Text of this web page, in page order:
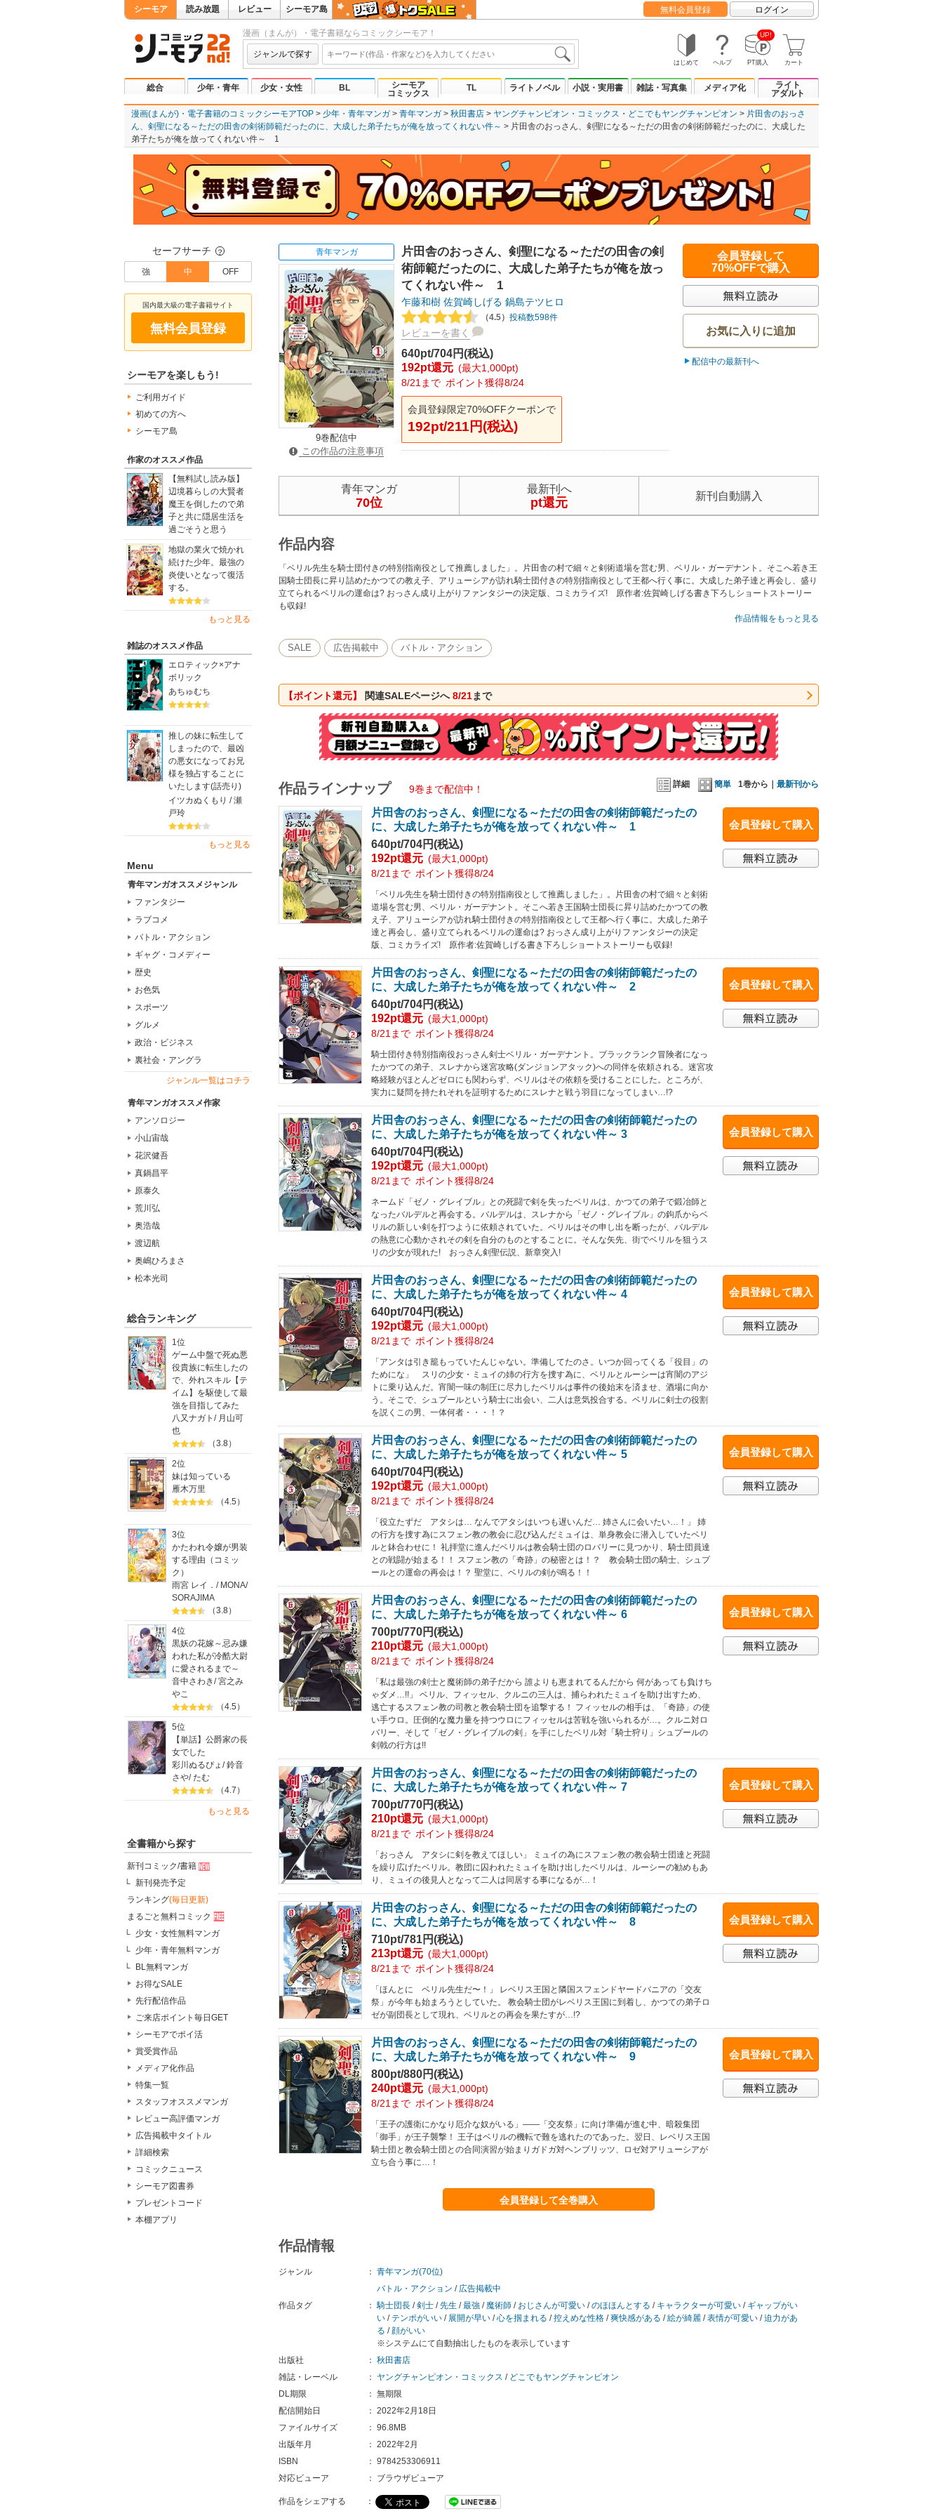
シーモア 読み放題 レビュー シーモア島 無料会員登録 ログイン
漫画（まんが）・電子書籍ならコミックシーモア！
ジャンルで探す
はじめて ヘルプ
UP!
PT購入 カート
総合 少年・青年 少女・女性 BL
シーモア
コミックス
TL ライトノベル 小説・実用書 雑誌・写真集 メディア化
ライト
アダルト
漫画(まんが)・電子書籍のコミックシーモアTOP 少年・青年マンガ 青年マンガ 秋田書店 ヤングチャンピオン・コミックス どこでもヤングチャンピオン
片田舎のおっさ
ん、剣聖になる～ただの田舎の剣術師範だったのに、大成した弟子たちが俺を放ってくれない件～
片田舎のおっさん、剣聖になる～ただの田舎の剣術師範だったのに、大成した
弟子たちが俺を放ってくれない件～ 1
セーフサーチ ？
強 中 OFF
国内最大級の電子書籍サイト
無料会員登録
シーモアを楽しもう!
ご利用ガイド
初めての方へ
シーモア島
作家のオススメ作品
【無料試し読み版】
辺境暮らしの大賢者
魔王を倒したので弟
子と共に隠居生活を
過ごそうと思う
地獄の業火で焼かれ
続けた少年。最強の
炎使いとなって復活
する。
もっと見る
雑誌のオススメ作品
エロティック×アナ
ボリック
あちゅむち
推しの妹に転生して
しまったので、最凶
の悪女になってお兄
様を独占することに
いたします(話売り)
イツカぬくもり / 瀬
戸玲
もっと見る
Menu
青年マンガオススメジャンル
ファンタジー
ラブコメ
バトル・アクション
ギャグ・コメディー
歴史
お色気
スポーツ
グルメ
政治・ビジネス
裏社会・アングラ
ジャンル一覧はコチラ
青年マンガオススメ作家
アンソロジー
小山宙哉
花沢健吾
真鍋昌平
原泰久
荒川弘
奥浩哉
渡辺航
奥嶋ひろまさ
松本光司
総合ランキング
1位
ゲーム中盤で死ぬ悪
役貴族に転生したの
で、外れスキル【テ
イム】を駆使して最
強を目指してみた
八又ナガト / 月山可
也
（3.8）
2位
妹は知っている
雁木万里
（4.5）
3位
かたわれ令嬢が男装
する理由（コミッ
ク）
雨宮 レイ． / MONA/
SORAJIMA
（3.8）
4位
黒妖の花嫁～忌み嫌
われた私が冷酷大尉
に愛されるまで～
音中さわき/宮之み
やこ
（4.5）
5位
【単話】公爵家の長
女でした
彩川ぬるぴょ /鈴音
さや/たむ
（4.7）
もっと見る
全書籍から探す
新刊コミック/書籍
新刊発売予定
ランキング(毎日更新)
まるごと無料コミック
少女・女性無料マンガ
少年・青年無料マンガ
BL無料マンガ
お得なSALE
先行配信作品
ご来店ポイント毎日GET
シーモアでポイ活
賞受賞作品
メディア化作品
特集一覧
スタッフオススメマンガ
レビュー高評価マンガ
広告掲載中タイトル
詳細検索
コミックニュース
シーモア図書券
プレゼントコード
本棚アプリ
青年マンガ
9巻配信中
この作品の注意事項
片田舎のおっさん、剣聖になる～ただの田舎の剣
術師範だったのに、大成した弟子たちが俺を放っ
てくれない件～ 1
乍藤和樹 佐賀崎しげる 鍋島テツヒロ
（4.5） 投稿数598件
レビューを書く
640pt/704円(税込)
192pt還元 (最大1,000pt)
8/21まで ポイント獲得8/24
会員登録限定70%OFFクーポンで
192pt/211円(税込)
会員登録して
70%OFFで購入
お気に入りに追加
配信中の最新刊へ
青年マンガ
70位
最新刊へ
pt還元 新刊自動購入
作品内容
「ベリル先生を騎士団付きの特別指南役として推薦しました」。片田舎の村で細々と剣術道場を営む男、ベリル・ガーデナント。そこへ若き王
国騎士団長に昇り詰めたかつての教え子、アリューシアが訪れ騎士団付きの特別指南役として王都へ行く事に。大成した弟子達と再会し、盛り
立てられるベリルの運命は? おっさん成り上がりファンタジーの決定版、コミカライズ! 原作者:佐賀崎しげる書き下ろしショートストーリー
も収録!
作品情報をもっと見る
SALE 広告掲載中 バトル・アクション
【ポイント還元】 関連SALEページへ8/21まで
詳細 簡単 1巻から｜ 最新刊から
作品ラインナップ 9巻まで配信中！
会員登録して購入
片田舎のおっさん、剣聖になる～ただの田舎の剣術師範だったの
に、大成した弟子たちが俺を放ってくれない件～ 1
640pt/704円(税込)
192pt還元 (最大1,000pt)
8/21まで ポイント獲得8/24
「ベリル先生を騎士団付きの特別指南役として推薦しました」。片田舎の村で細々と剣術
道場を営む男、ベリル・ガーデナント。そこへ若き王国騎士団長に昇り詰めたかつての教
え子、アリューシアが訪れ騎士団付きの特別指南役として王都へ行く事に。大成した弟子
達と再会し、盛り立てられるベリルの運命は? おっさん成り上がりファンタジーの決定
版、コミカライズ! 原作者:佐賀崎しげる書き下ろしショートストーリーも収録!
会員登録して購入
片田舎のおっさん、剣聖になる～ただの田舎の剣術師範だったの
に、大成した弟子たちが俺を放ってくれない件～ 2
640pt/704円(税込)
192pt還元 (最大1,000pt)
8/21まで ポイント獲得8/24
騎士団付き特別指南役おっさん剣士ベリル・ガーデナント。ブラックランク冒険者になっ
たかつての弟子、スレナから迷宮攻略(ダンジョンアタック)への同伴を依頼される。迷宮攻
略経験がほとんどゼロにも関わらず、ベリルはその依頼を受けることにした。ところが、
実力に疑問を持たれそれを証明するためにスレナと戦う羽目になってしまい…!?
会員登録して購入
片田舎のおっさん、剣聖になる～ただの田舎の剣術師範だったの
に、大成した弟子たちが俺を放ってくれない件～ 3
640pt/704円(税込)
192pt還元 (最大1,000pt)
8/21まで ポイント獲得8/24
ネームド「ゼノ・グレイブル」との死闘で剣を失ったベリルは、かつての弟子で鍛冶師と
なったバルデルと再会する。バルデルは、スレナから「ゼノ・グレイブル」の鉤爪からベ
リルの新しい剣を打つように依頼されていた。ベリルはその申し出を断ったが、バルデル
の熱意に心動かされその剣を自分のものとすることに。そんな矢先、街でベリルを狙うス
リの少女が現れた! おっさん剣聖伝説、新章突入!
会員登録して購入
片田舎のおっさん、剣聖になる～ただの田舎の剣術師範だったの
に、大成した弟子たちが俺を放ってくれない件～ 4
640pt/704円(税込)
192pt還元 (最大1,000pt)
8/21まで ポイント獲得8/24
「アンタは引き籠もっていたんじゃない。準備してたのさ。いつか回ってくる「役目」の
ためにな」 スリの少女・ミュイの姉の行方を捜す為に、ベリルとルーシーは宵闇のアジ
トに乗り込んだ。宵闇一味の制圧に尽力したベリルは事件の後始末を済ませ、酒場に向か
う。そこで、シュプールという騎士に出会い、二人は意気投合する。ベリルに剣士の役割
を説くこの男、一体何者・・・！？
会員登録して購入
片田舎のおっさん、剣聖になる～ただの田舎の剣術師範だったの
に、大成した弟子たちが俺を放ってくれない件～ 5
640pt/704円(税込)
192pt還元 (最大1,000pt)
8/21まで ポイント獲得8/24
「役立たずだ アタシは… なんでアタシはいつも遅いんだ… 姉さんに会いたい…！」 姉
の行方を捜す為にスフェン教の教会に忍び込んだミュイは、単身教会に潜入していたベリ
ルと鉢合わせに！ 礼拝堂に進んだベリルは教会騎士団のロバリーに見つかり、騎士団員達
との戦闘が始まる！！ スフェン教の「奇跡」の秘密とは！？ 教会騎士団の騎士、シュプ
ールとの運命の再会は！？ 聖堂に、ベリルの剣が鳴る！！
会員登録して購入
片田舎のおっさん、剣聖になる～ただの田舎の剣術師範だったの
に、大成した弟子たちが俺を放ってくれない件～ 6
700pt/770円(税込)
210pt還元 (最大1,000pt)
8/21まで ポイント獲得8/24
「私は最強の剣士と魔術師の弟子だから 誰よりも恵まれてるんだから 何があっても負けち
ゃダメ…!!」 ベリル、フィッセル、クルニの三人は、捕らわれたミュイを助け出すため、
逃亡するスフェン教の司教と教会騎士団を追撃する！ フィッセルの相手は、「奇跡」の使
い手ウロ。圧倒的な魔力量を持つウロにフィッセルは苦戦を強いられるが…。クルニ対ロ
バリー、そして「ゼノ・グレイブルの剣」を手にしたベリル対「騎士狩り」シュプールの
剣戟の行方は!!
会員登録して購入
片田舎のおっさん、剣聖になる～ただの田舎の剣術師範だったの
に、大成した弟子たちが俺を放ってくれない件～ 7
700pt/770円(税込)
210pt還元 (最大1,000pt)
8/21まで ポイント獲得8/24
「おっさん アタシに剣を教えてほしい」 ミュイの為にスフェン教の教会騎士団達と死闘
を繰り広げたベリル。教団に囚われたミュイを助け出したベリルは、ルーシーの勧めもあ
り、ミュイの後見人となって二人は同居する事になるが…！
会員登録して購入
片田舎のおっさん、剣聖になる～ただの田舎の剣術師範だったの
に、大成した弟子たちが俺を放ってくれない件～ 8
710pt/781円(税込)
213pt還元 (最大1,000pt)
8/21まで ポイント獲得8/24
「ほんとに ベリル先生だ〜！」 レベリス王国と隣国スフェンドヤードバニアの「交友
祭」が今年も始まろうとしていた。 教会騎士団がレベリス王国に到着し、かつての弟子ロ
ゼが副団長として現れ、ベリルとの再会を果たすが…!?
会員登録して購入
片田舎のおっさん、剣聖になる～ただの田舎の剣術師範だったの
に、大成した弟子たちが俺を放ってくれない件～ 9
800pt/880円(税込)
240pt還元 (最大1,000pt)
8/21まで ポイント獲得8/24
「王子の護衛にかなり厄介な奴がいる」――「交友祭」に向け準備が進む中、暗殺集団
「御手」が王子襲撃！ 王子はベリルの機転で難を逃れたのであった。翌日、レベリス王国
騎士団と教会騎士団との合同演習が始まりガドガ対ヘンブリッツ、ロゼ対アリューシアが
立ち合う事に…！
会員登録して全巻購入
作品情報
ジャンル ： 青年マンガ(70位)
バトル・アクション / 広告掲載中
作品タグ
： 騎士団長 /剣士 /先生 /最強 / 魔術師 / おじさんが可愛い /のほほんとする / キャラクターが可愛い / ギャップがい
い /テンポがいい / 展開が早い /心を掴まれる /控えめな性格 /爽快感がある /絵が綺麗 /表情が可愛い /迫力があ
る / 顔がいい
※システムにて自動抽出したものを表示しています
出版社
： 秋田書店
雑誌・レーベル
： ヤングチャンピオン・コミックス / どこでもヤングチャンピオン
DL期限
： 無期限
配信開始日
： 2022年2月18日
ファイルサイズ
： 96.8MB
出版年月
： 2022年2月
ISBN
： 9784253306911
対応ビューア
： ブラウザビューア
作品をシェアする ：